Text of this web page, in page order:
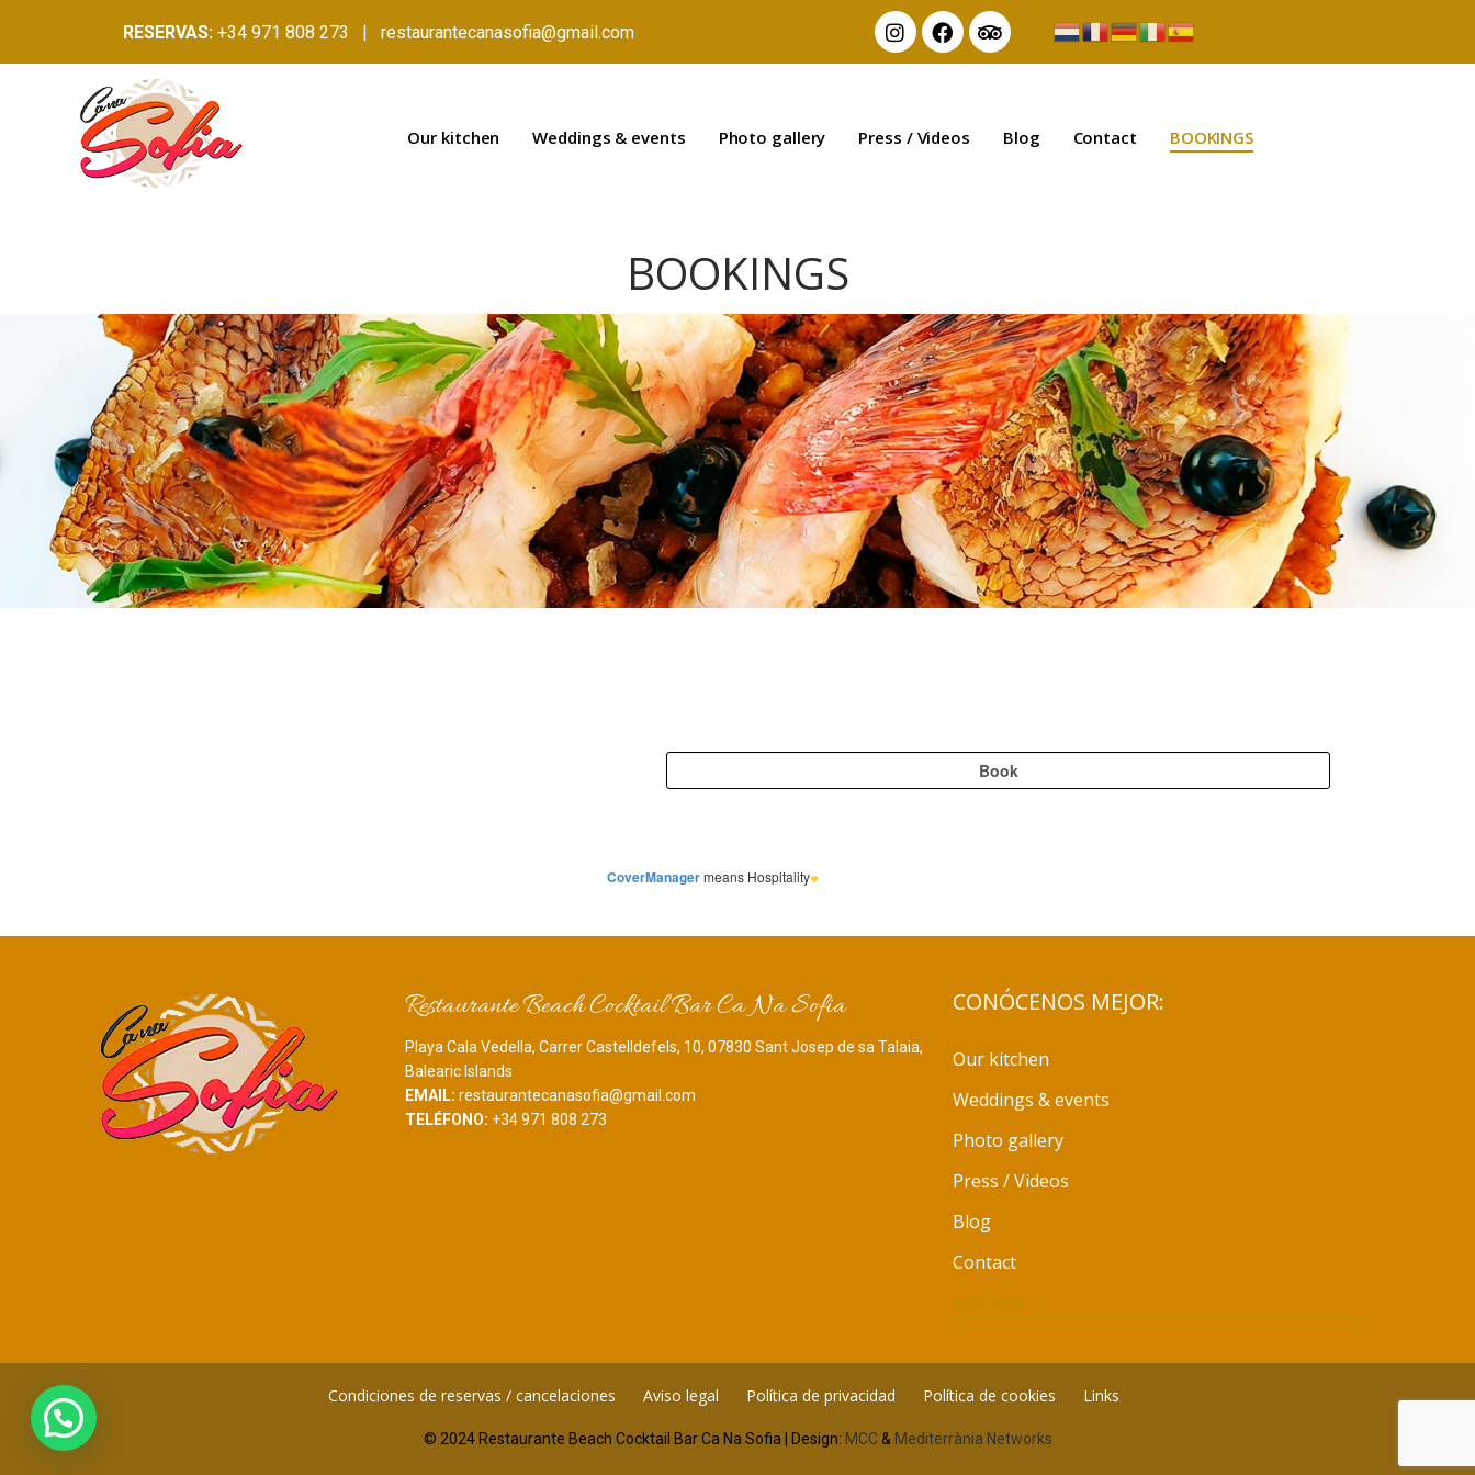
RESERVAS: +34 971 808 273 | restaurantecanasofia@gmail.com
Our kitchen Weddings & events Photo gallery Press / Videos Blog Contact BOOKINGS
BOOKINGS
Restaurante Beach Cocktail Bar Ca Na Sofia
Playa Cala Vedella, Carrer Castelldefels, 10, 07830 Sant Josep de sa Talaia,
Balearic Islands
EMAIL: restaurantecanasofia@gmail.com
TELÉFONO: +34 971 808 273
CONÓCENOS MEJOR:
Our kitchen
Weddings & events
Photo gallery
Press / Videos
Blog
Contact
Condiciones de reservas / cancelaciones Aviso legal Política de privacidad Política de cookies Links
© 2024 Restaurante Beach Cocktail Bar Ca Na Sofia | Design: MCC & Mediterrània Networks